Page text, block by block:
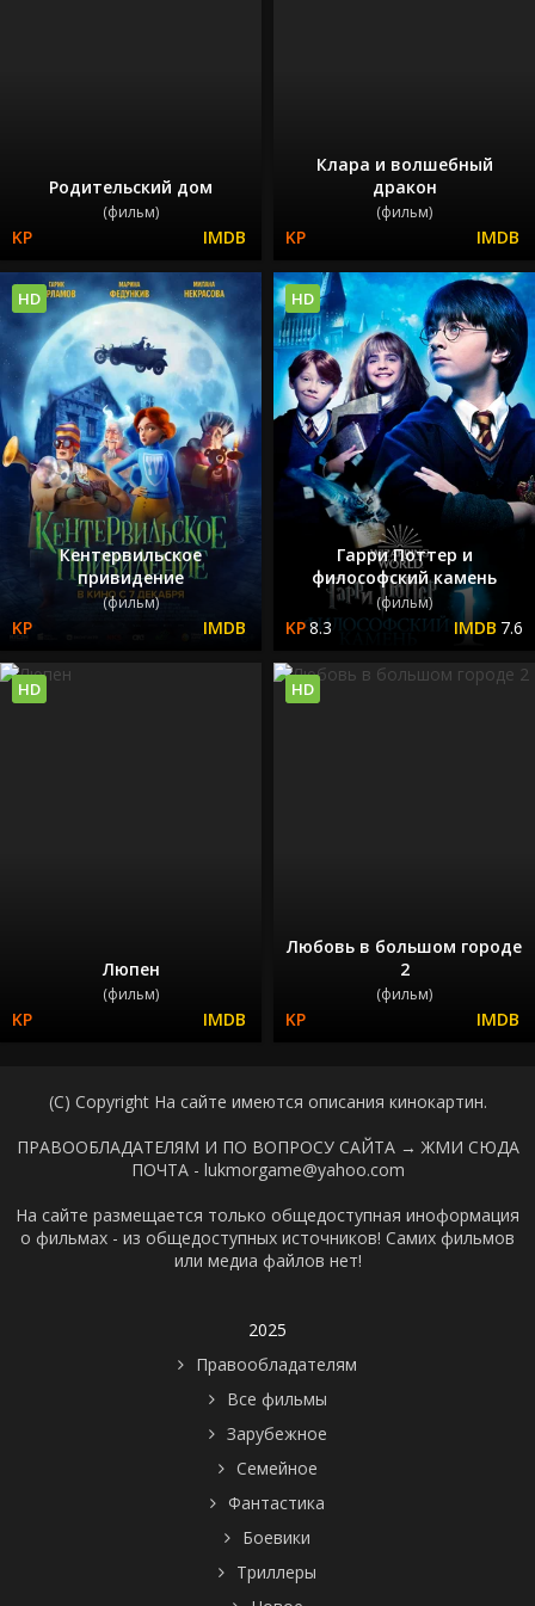
Родительский дом
(фильм)
Клара и волшебный
дракон
(фильм)
Кентервильское
привидение
(фильм)
HD
Гарри Поттер и
философский камень
(фильм)
8.3 7.6
HD
Люпен
(фильм)
HD
Любовь в большом городе
2
(фильм)
HD
(C) Copyright На сайте имеются описания кинокартин.
ПРАВООБЛАДАТЕЛЯМ И ПО ВОПРОСУ САЙТА → ЖМИ СЮДА
ПОЧТА - lukmorgame@yahoo.com
На сайте размещается только общедоступная иноформация
о фильмах - из общедоступных источников! Самих фильмов
или медиа файлов нет!
2025
Правообладателям
Все фильмы
Зарубежное
Семейное
Фантастика
Боевики
Триллеры